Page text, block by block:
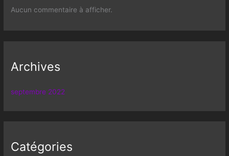
Aucun commentaire à afficher.
Archives
septembre 2022
Catégories